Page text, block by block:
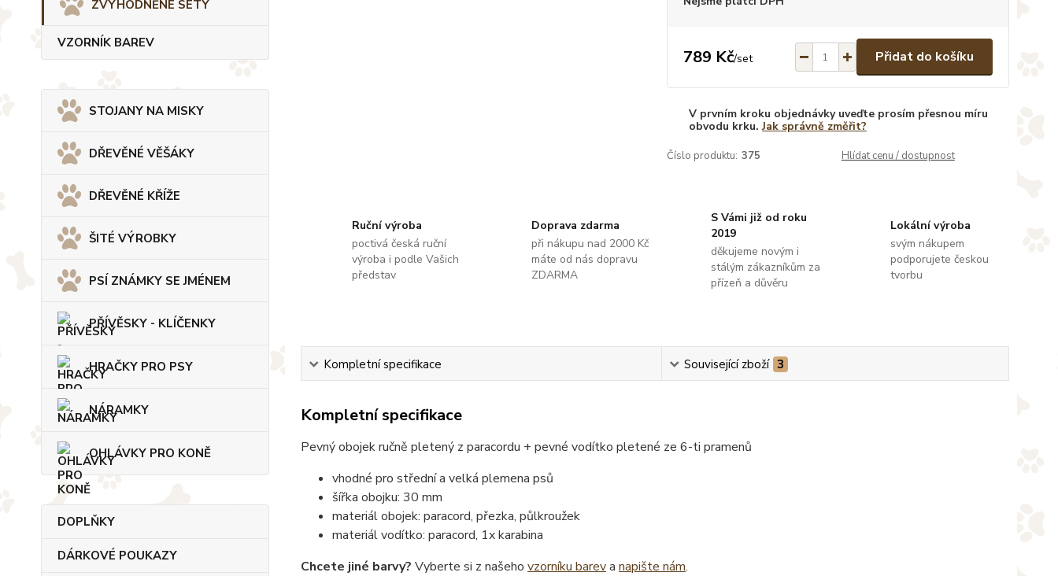
ZVÝHODNĚNÉ SETY
VZORNÍK BAREV
STOJANY NA MISKY
DŘEVĚNÉ VĚŠÁKY
DŘEVĚNÉ KŘÍŽE
ŠITÉ VÝROBKY
PSÍ ZNÁMKY SE JMÉNEM
PŘÍVĚSKY - KLÍČENKY
HRAČKY PRO PSY
NÁRAMKY
OHLÁVKY PRO KONĚ
DOPLŇKY
DÁRKOVÉ POUKAZY
789 Kč/set Přidat do košíku
V prvním kroku objednávky uveďte prosím přesnou míru
obvodu krku.Jak správně změřit?
Číslo produktu: 375 Hlídat cenu / dostupnost
Ruční výroba
poctivá česká ruční
výroba i podle Vašich
představ
Doprava zdarma
při nákupu nad 2000 Kč
máte od nás dopravu
ZDARMA
S Vámi již od roku
2019
děkujeme novým i
stálým zákazníkům za
přízeň a důvěru
Lokální výroba
svým nákupem
podporujete českou
tvorbu
Kompletní specifikace Související zboží 3
Kompletní specifikace
Pevný obojek ručně pletený z paracordu + pevné vodítko pletené ze 6-ti pramenů
vhodné pro střední a velká plemena psů
šířka obojku: 30 mm
materiál obojek: paracord, přezka, půlkroužek
materiál vodítko: paracord, 1x karabina
Chcete jiné barvy? Vyberte si z našeho vzorníku bareva napište nám.